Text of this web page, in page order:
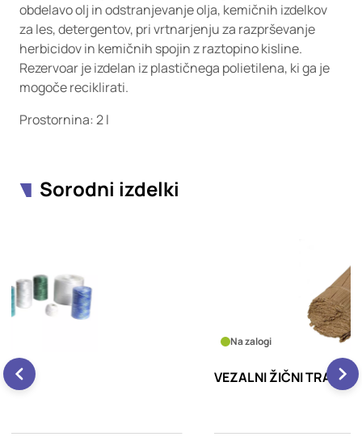
obdelavo olj in odstranjevanje olja, kemičnih izdelkov
za les, detergentov, pri vrtnarjenju za razprševanje
herbicidov in kemičnih spojin z raztopino kisline.
Rezervoar je izdelan iz plastičnega polietilena, ki ga je
mogoče reciklirati.
Prostornina: 2 l
Sorodni izdelki
VEZALNI ŽIČNI TRAK 15cm PAPIRNATI